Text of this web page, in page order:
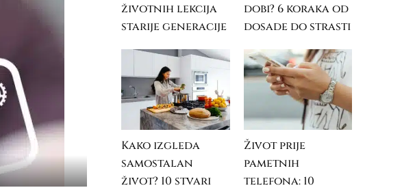
životnih lekcija
starije generacije
dobi? 6 koraka od
dosade do strasti
Kako izgleda
samostalan
život? 10 stvari
Život prije
pametnih
telefona: 10